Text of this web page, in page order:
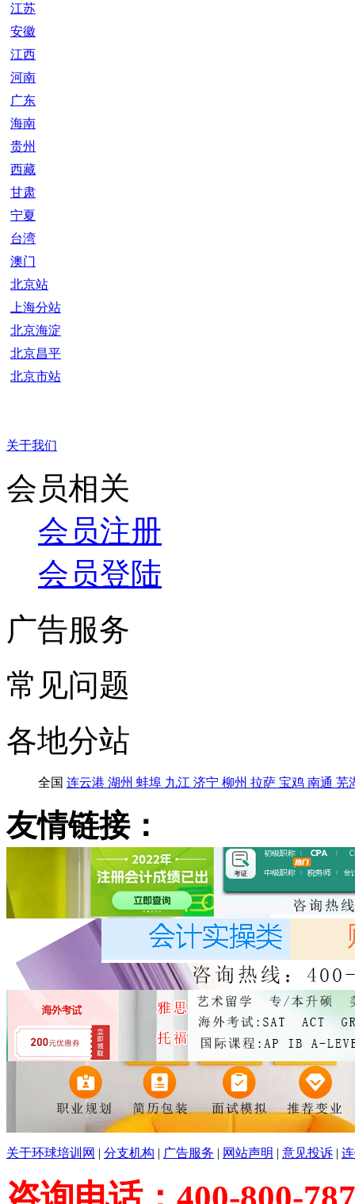
江苏
安徽
江西
河南
广东
海南
贵州
西藏
甘肃
宁夏
台湾
澳门
北京站
上海分站
北京海淀
北京昌平
北京市站
关于我们
会员相关
会员注册
会员登陆
广告服务
常见问题
各地分站
全国 连云港 湖州 蚌埠 九江 济宁 柳州 拉萨 宝鸡 南通 芜
友情链接：
关于环球培训网 | 分支机构 | 广告服务 | 网站声明 | 意见投诉 |